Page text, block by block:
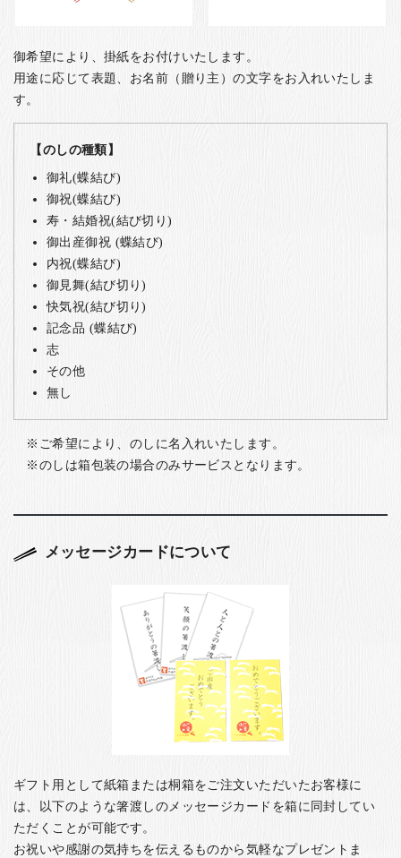
御希望により、掛紙をお付けいたします。
用途に応じて表題、お名前（贈り主）の文字をお入れいたしま
す。
【のしの種類】
御礼(蝶結び)
御祝(蝶結び)
寿・結婚祝(結び切り)
御出産御祝 (蝶結び)
内祝(蝶結び)
御見舞(結び切り)
快気祝(結び切り)
記念品 (蝶結び)
志
その他
無し
ご希望により、のしに名入れいたします。
のしは箱包装の場合のみサービスとなります。
メッセージカードについて
ギフト用として紙箱または桐箱をご注文いただいたお客様に
は、以下のような箸渡しのメッセージカードを箱に同封してい
ただくことが可能です。
お祝いや感謝の気持ちを伝えるものから気軽なプレゼントま